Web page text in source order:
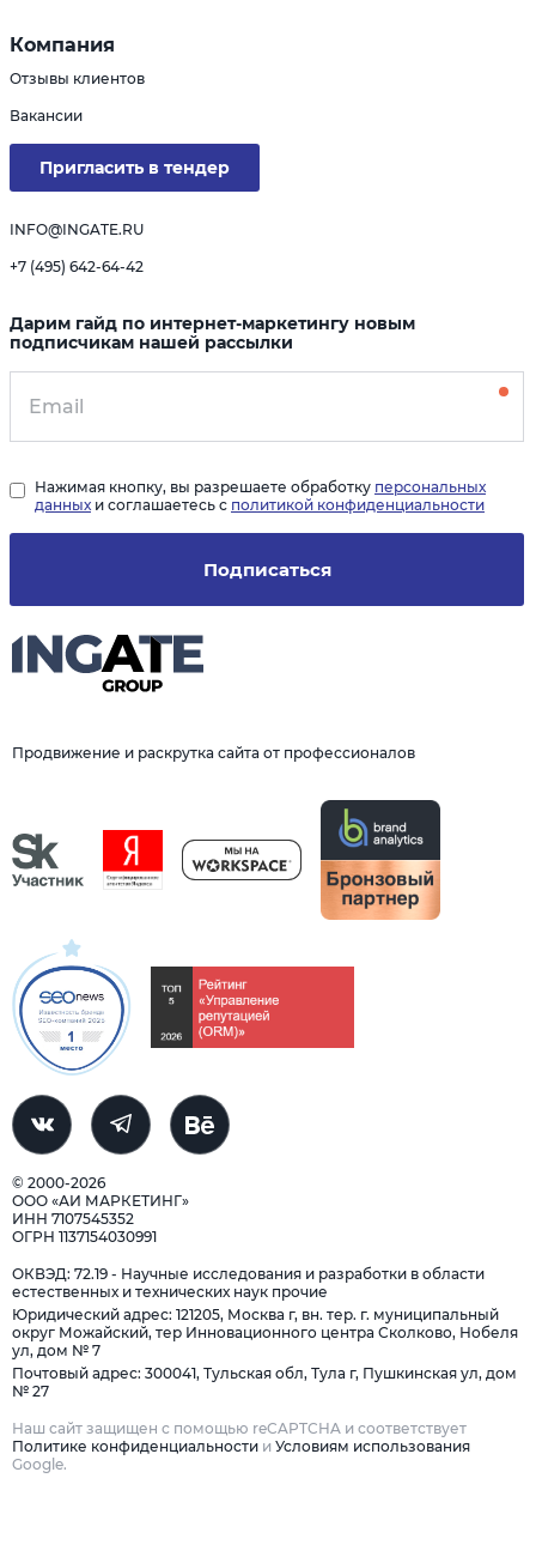
Продвижение и раскрутка сайта от профессионалов
© 2000-2026
ООО «АИ МАРКЕТИНГ»
ИНН 7107545352
ОГРН 1137154030991
Компания
Отзывы клиентов
Вакансии
Пригласить в тендер
INFO@INGATE.RU
+7 (495) 642-64-42
Дарим гайд по интернет-маркетингу новым
подписчикам нашей рассылки
Подписаться
Нажимая кнопку, вы разрешаете обработку персональных
данных и соглашаетесь с политикой конфиденциальности
ОКВЭД: 72.19 - Научные исследования и разработки в области
естественных и технических наук прочие
Юридический адрес: 121205, Москва г, вн. тер. г. муниципальный
округ Можайский, тер Инновационного центра Сколково, Нобеля
ул, дом № 7
Почтовый адрес: 300041, Тульская обл, Тула г, Пушкинская ул, дом
№ 27
Наш сайт защищен с помощью reCAPTCHA и соответствует
Политике конфиденциальности и Условиям использования
Google.